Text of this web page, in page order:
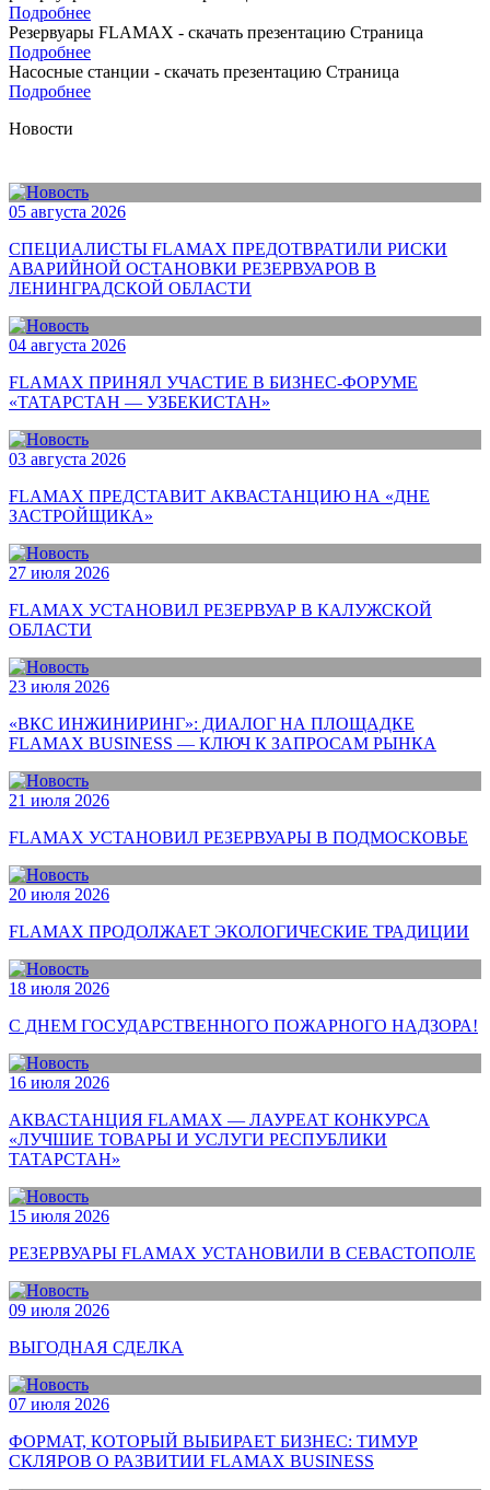
Подробнее
Резервуары FLAMAX - скачать презентацию Страница
Подробнее
Насосные станции - скачать презентацию Страница
Подробнее
Новости
05 августа 2026
СПЕЦИАЛИСТЫ FLAMAX ПРЕДОТВРАТИЛИ РИСКИ
АВАРИЙНОЙ ОСТАНОВКИ РЕЗЕРВУАРОВ В
ЛЕНИНГРАДСКОЙ ОБЛАСТИ
04 августа 2026
FLAMAX ПРИНЯЛ УЧАСТИЕ В БИЗНЕС-ФОРУМЕ
«ТАТАРСТАН — УЗБЕКИСТАН»
03 августа 2026
FLAMAX ПРЕДСТАВИТ АКВАСТАНЦИЮ НА «ДНЕ
ЗАСТРОЙЩИКА»
27 июля 2026
FLAMAX УСТАНОВИЛ РЕЗЕРВУАР В КАЛУЖСКОЙ
ОБЛАСТИ
23 июля 2026
«ВКС ИНЖИНИРИНГ»: ДИАЛОГ НА ПЛОЩАДКЕ
FLAMAX BUSINESS — КЛЮЧ К ЗАПРОСАМ РЫНКА
21 июля 2026
FLAMAX УСТАНОВИЛ РЕЗЕРВУАРЫ В ПОДМОСКОВЬЕ
20 июля 2026
FLAMAX ПРОДОЛЖАЕТ ЭКОЛОГИЧЕСКИЕ ТРАДИЦИИ
18 июля 2026
С ДНЕМ ГОСУДАРСТВЕННОГО ПОЖАРНОГО НАДЗОРА!
16 июля 2026
АКВАСТАНЦИЯ FLAMAX — ЛАУРЕАТ КОНКУРСА
«ЛУЧШИЕ ТОВАРЫ И УСЛУГИ РЕСПУБЛИКИ
ТАТАРСТАН»
15 июля 2026
РЕЗЕРВУАРЫ FLAMAX УСТАНОВИЛИ В СЕВАСТОПОЛЕ
09 июля 2026
ВЫГОДНАЯ СДЕЛКА
07 июля 2026
ФОРМАТ, КОТОРЫЙ ВЫБИРАЕТ БИЗНЕС: ТИМУР
СКЛЯРОВ О РАЗВИТИИ FLAMAX BUSINESS